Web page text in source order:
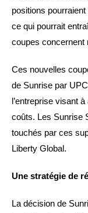
positions
ce qui pourrait
coupes concernent
Ces nouvelles
de Sunrise par
l’entreprise visant
coûts. Les Sunrise
touchés par ces
Liberty Global.
Une stratégie de
La décision de